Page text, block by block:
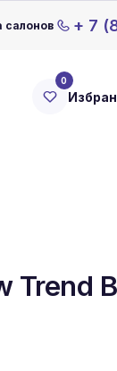
салонов + 7
0
Trend